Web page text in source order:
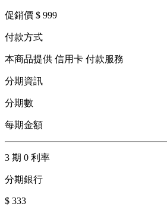
促銷價 $ 999
付款方式
本商品提供 信用卡 付款服務
分期資訊
分期數
每期金額
3 期 0 利率
分期銀行
$ 333